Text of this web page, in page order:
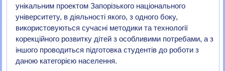
унікальним проектом Запорізького національного
університету, в діяльності якого, з одного боку,
використовуються сучасні методики та технології
корекційного розвитку дітей з особливими потребами, а з
іншого проводиться підготовка студентів до роботи з
даною категорією населення.